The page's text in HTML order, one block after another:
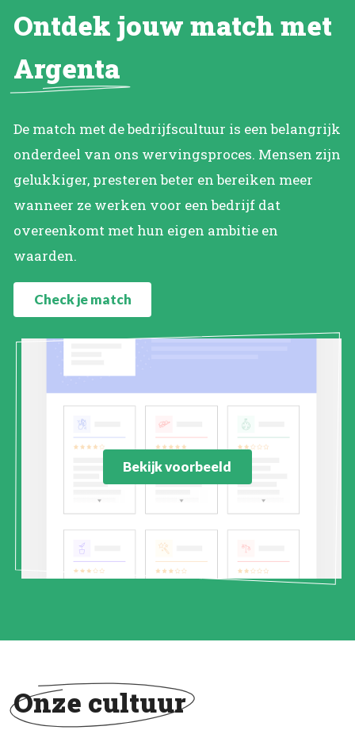
Ontdek jouw match met
Argenta
De match met de bedrijfscultuur is een belangrijk
onderdeel van ons wervingsproces. Mensen zijn
gelukkiger, presteren beter en bereiken meer
wanneer ze werken voor een bedrijf dat
overeenkomt met hun eigen ambitie en
waarden.
Check je match
Bekijk voorbeeld
Onze cultuur